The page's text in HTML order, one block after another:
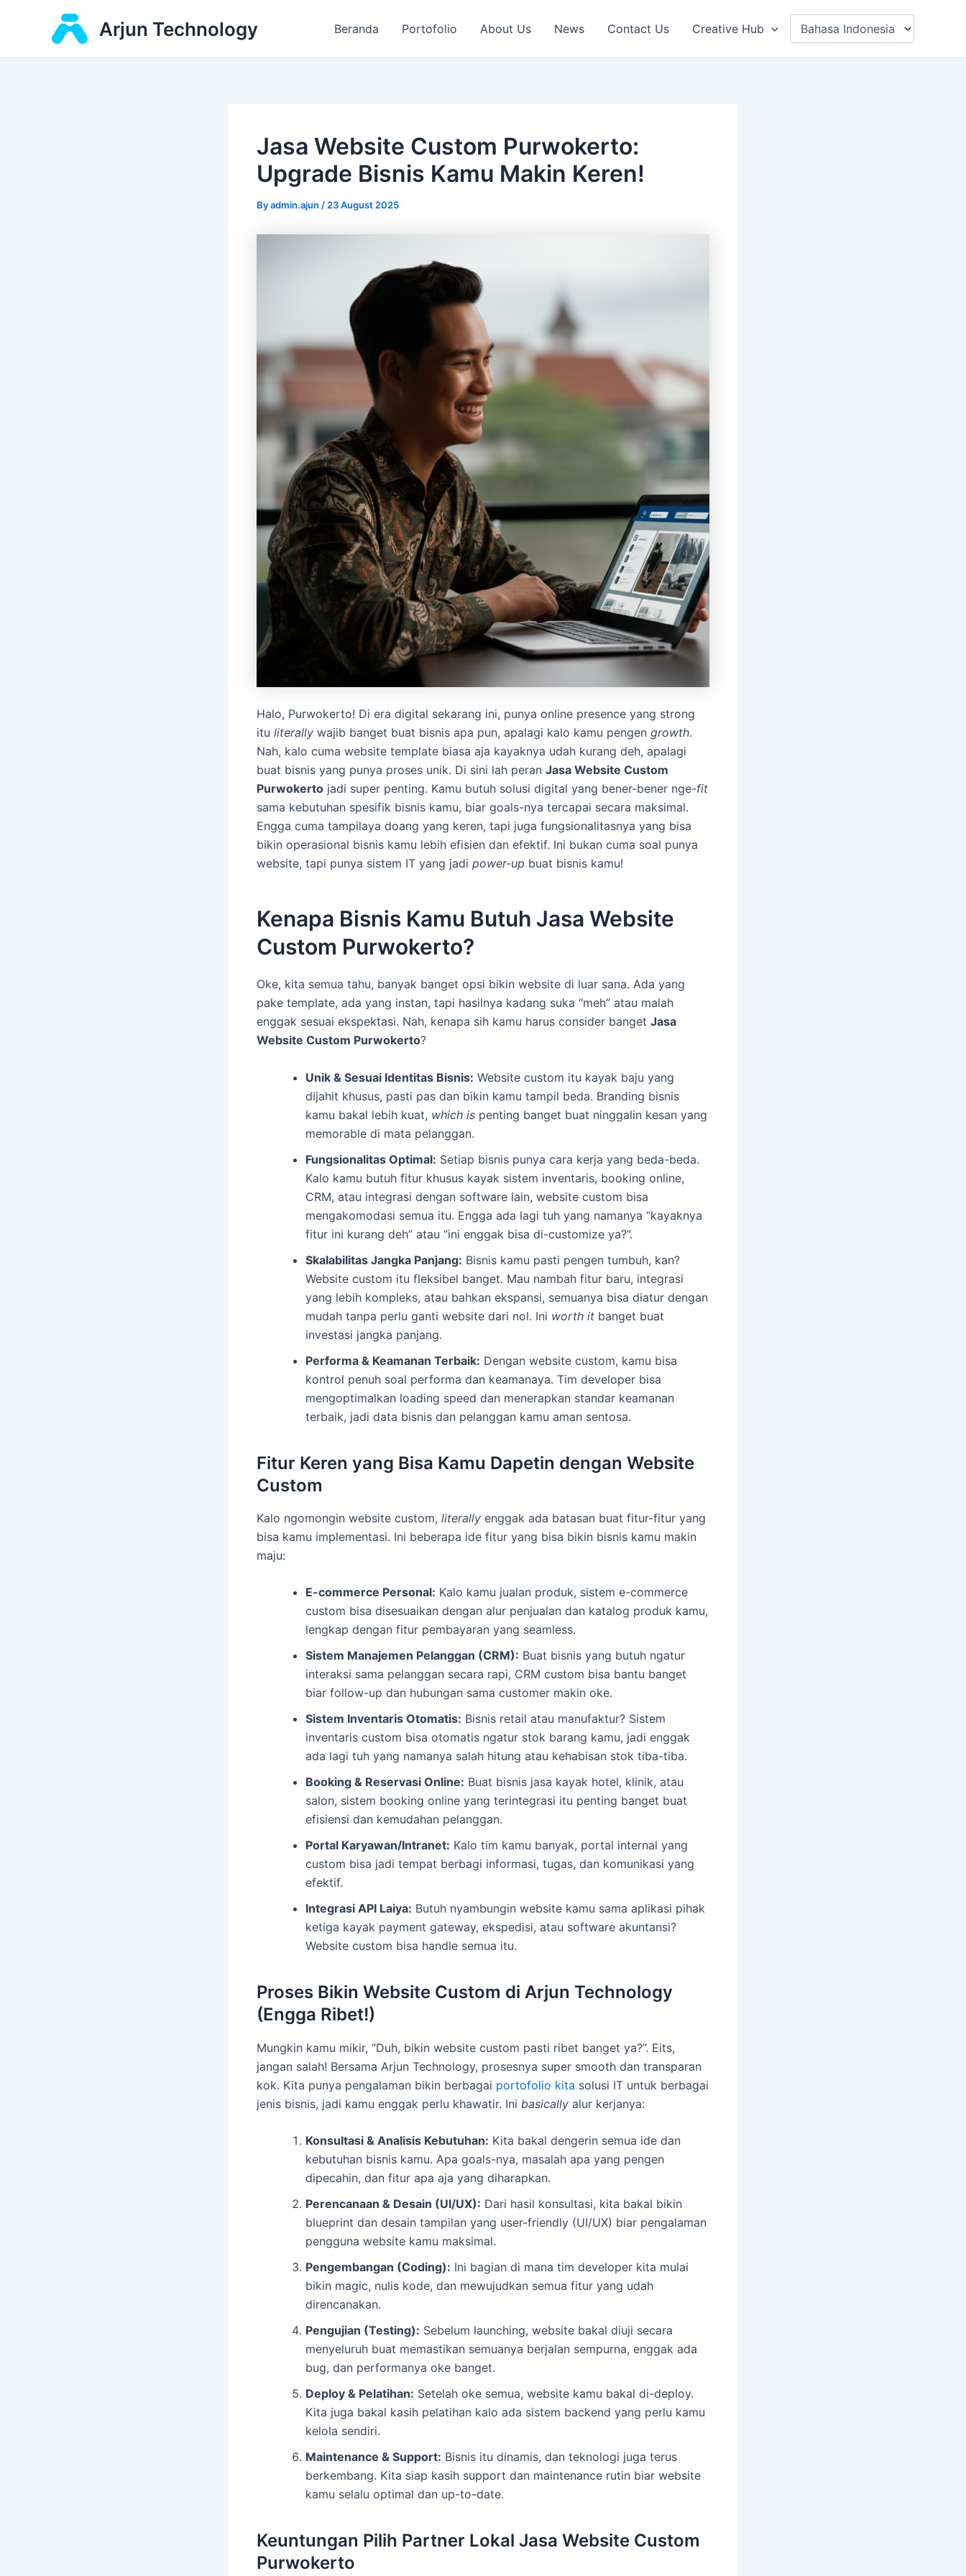
Arjun Technology Beranda Portofolio About Us News Contact Us Creative Hub
Jasa Website Custom Purwokerto:
Upgrade Bisnis Kamu Makin Keren!
Byadmin.ajun / 23 August 2025
Halo, Purwokerto! Di era digital sekarang ini, punya online presence yang strong
itu literally wajib banget buat bisnis apa pun, apalagi kalo kamu pengen growth.
Nah, kalo cuma website template biasa aja kayaknya udah kurang deh, apalagi
buat bisnis yang punya proses unik. Di sini lah peran Jasa Website Custom
Purwokerto jadi super penting. Kamu butuh solusi digital yang bener-bener nge-fit
sama kebutuhan spesifik bisnis kamu, biar goals-nya tercapai secara maksimal.
Engga cuma tampilaya doang yang keren, tapi juga fungsionalitasnya yang bisa
bikin operasional bisnis kamu lebih efisien dan efektif. Ini bukan cuma soal punya
website, tapi punya sistem IT yang jadi power-up buat bisnis kamu!
Kenapa Bisnis Kamu Butuh Jasa Website
Custom Purwokerto?
Oke, kita semua tahu, banyak banget opsi bikin website di luar sana. Ada yang
pake template, ada yang instan, tapi hasilnya kadang suka “meh” atau malah
enggak sesuai ekspektasi. Nah, kenapa sih kamu harus consider banget Jasa
Website Custom Purwokerto?
Unik & Sesuai Identitas Bisnis: Website custom itu kayak baju yang
dijahit khusus, pasti pas dan bikin kamu tampil beda. Branding bisnis
kamu bakal lebih kuat, which is penting banget buat ninggalin kesan yang
memorable di mata pelanggan.
Fungsionalitas Optimal: Setiap bisnis punya cara kerja yang beda-beda.
Kalo kamu butuh fitur khusus kayak sistem inventaris, booking online,
CRM, atau integrasi dengan software lain, website custom bisa
mengakomodasi semua itu. Engga ada lagi tuh yang namanya “kayaknya
fitur ini kurang deh” atau “ini enggak bisa di-customize ya?”.
Skalabilitas Jangka Panjang: Bisnis kamu pasti pengen tumbuh, kan?
Website custom itu fleksibel banget. Mau nambah fitur baru, integrasi
yang lebih kompleks, atau bahkan ekspansi, semuanya bisa diatur dengan
mudah tanpa perlu ganti website dari nol. Ini worth it banget buat
investasi jangka panjang.
Performa & Keamanan Terbaik: Dengan website custom, kamu bisa
kontrol penuh soal performa dan keamanaya. Tim developer bisa
mengoptimalkan loading speed dan menerapkan standar keamanan
terbaik, jadi data bisnis dan pelanggan kamu aman sentosa.
Fitur Keren yang Bisa Kamu Dapetin dengan Website
Custom
Kalo ngomongin website custom, literally enggak ada batasan buat fitur-fitur yang
bisa kamu implementasi. Ini beberapa ide fitur yang bisa bikin bisnis kamu makin
maju:
E-commerce Personal: Kalo kamu jualan produk, sistem e-commerce
custom bisa disesuaikan dengan alur penjualan dan katalog produk kamu,
lengkap dengan fitur pembayaran yang seamless.
Sistem Manajemen Pelanggan (CRM): Buat bisnis yang butuh ngatur
interaksi sama pelanggan secara rapi, CRM custom bisa bantu banget
biar follow-up dan hubungan sama customer makin oke.
Sistem Inventaris Otomatis: Bisnis retail atau manufaktur? Sistem
inventaris custom bisa otomatis ngatur stok barang kamu, jadi enggak
ada lagi tuh yang namanya salah hitung atau kehabisan stok tiba-tiba.
Booking & Reservasi Online: Buat bisnis jasa kayak hotel, klinik, atau
salon, sistem booking online yang terintegrasi itu penting banget buat
efisiensi dan kemudahan pelanggan.
Portal Karyawan/Intranet: Kalo tim kamu banyak, portal internal yang
custom bisa jadi tempat berbagi informasi, tugas, dan komunikasi yang
efektif.
Integrasi API Laiya: Butuh nyambungin website kamu sama aplikasi pihak
ketiga kayak payment gateway, ekspedisi, atau software akuntansi?
Website custom bisa handle semua itu.
Proses Bikin Website Custom di Arjun Technology
(Engga Ribet!)
Mungkin kamu mikir, “Duh, bikin website custom pasti ribet banget ya?”. Eits,
jangan salah! Bersama Arjun Technology, prosesnya super smooth dan transparan
kok. Kita punya pengalaman bikin berbagai portofolio kita solusi IT untuk berbagai
jenis bisnis, jadi kamu enggak perlu khawatir. Ini basically alur kerjanya:
Konsultasi & Analisis Kebutuhan: Kita bakal dengerin semua ide dan
kebutuhan bisnis kamu. Apa goals-nya, masalah apa yang pengen
dipecahin, dan fitur apa aja yang diharapkan.
Perencanaan & Desain (UI/UX): Dari hasil konsultasi, kita bakal bikin
blueprint dan desain tampilan yang user-friendly (UI/UX) biar pengalaman
pengguna website kamu maksimal.
Pengembangan (Coding): Ini bagian di mana tim developer kita mulai
bikin magic, nulis kode, dan mewujudkan semua fitur yang udah
direncanakan.
Pengujian (Testing): Sebelum launching, website bakal diuji secara
menyeluruh buat memastikan semuanya berjalan sempurna, enggak ada
bug, dan performanya oke banget.
Deploy & Pelatihan: Setelah oke semua, website kamu bakal di-deploy.
Kita juga bakal kasih pelatihan kalo ada sistem backend yang perlu kamu
kelola sendiri.
Maintenance & Support: Bisnis itu dinamis, dan teknologi juga terus
berkembang. Kita siap kasih support dan maintenance rutin biar website
kamu selalu optimal dan up-to-date.
Keuntungan Pilih Partner Lokal Jasa Website Custom
Purwokerto